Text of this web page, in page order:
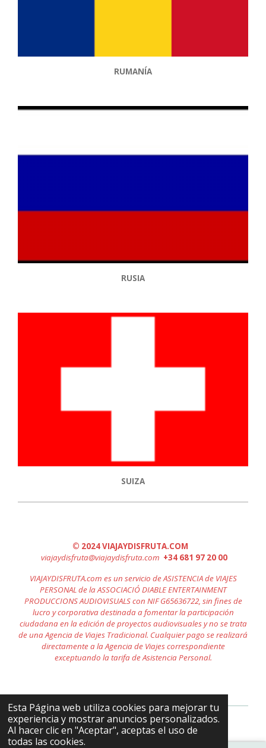
Esta Página web utiliza cookies para mejorar tu
experiencia y mostrar anuncios personalizados.
Al hacer clic en "Aceptar", aceptas el uso de
todas las cookies.
RUMANÍA
RUSIA
SUIZA
© 2024 VIAJAYDISFRUTA.COM
viajaydisfruta@viajaydisfruta.com +34 681 97 20 00
VIAJAYDISFRUTA.com es un servicio de ASISTENCIA de VIAJES
PERSONAL de la ASSOCIACIÓ DIABLE ENTERTAINMENT
PRODUCCIONS AUDIOVISUALS con NIF G65636722, sin fines de
lucro y corporativa destinada a fomentar la participación
ciudadana en la edición de proyectos audiovisuales y no se trata
de una Agencia de Viajes Tradicional. Cualquier pago se realizará
directamente a la Agencia de Viajes correspondiente
exceptuando la tarifa de Asistencia Personal.